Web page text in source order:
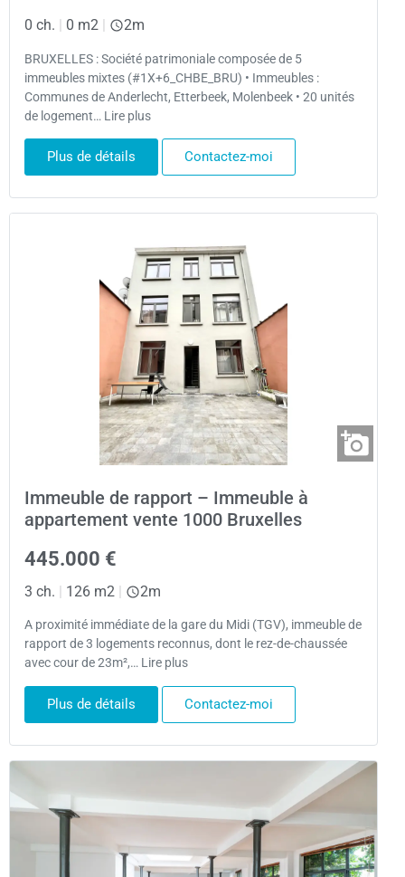
0 ch. 0 m2 2m
BRUXELLES : Société patrimoniale composée de 5
immeubles mixtes (#1X+6_CHBE_BRU) • Immeubles :
Communes de Anderlecht, Etterbeek, Molenbeek • 20 unités
de logement… Lire plus
Plus de détails Contactez-moi
Immeuble de rapport – Immeuble à
appartement vente 1000 Bruxelles
445.000 €
3 ch. | 126 m2 | 2m
A proximité immédiate de la gare du Midi (TGV), immeuble de
rapport de 3 logements reconnus, dont le rez-de-chaussée
avec cour de 23m²,… Lire plus
Plus de détails Contactez-moi